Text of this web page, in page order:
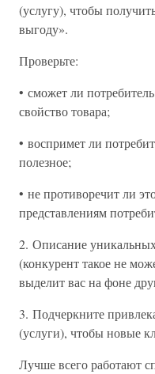
(услугу), чтобы
выгоду».
Проверьте:
• сможет ли
свойство товара;
• воспримет ли
полезное;
• не противоречит ли
представлениям
2. Описание
(конкурент такое не
выделит вас на фоне
3. Подчеркните
(услуги), чтобы новые
Лучше всего работают